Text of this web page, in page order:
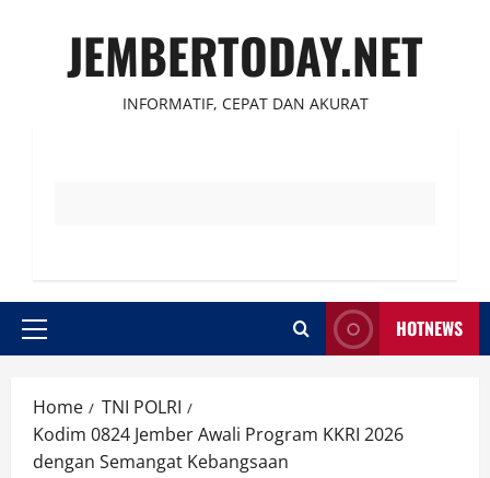
JEMBERTODAY.NET
INFORMATIF, CEPAT DAN AKURAT
Primary
HOTNEWS
Home
TNI POLRI
Kodim 0824 Jember Awali Program KKRI 2026
dengan Semangat Kebangsaan